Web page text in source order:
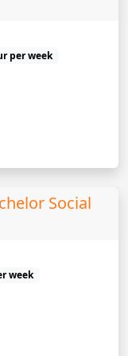
per week
Social
week